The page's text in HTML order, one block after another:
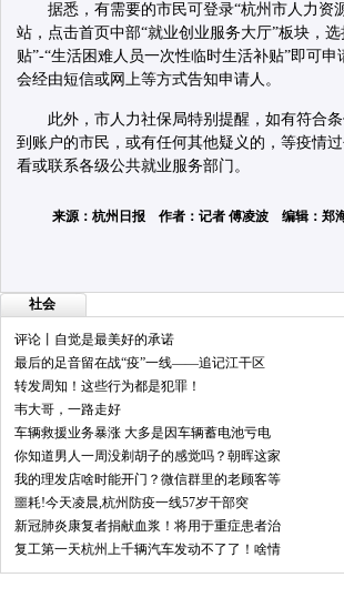
据悉，有需要的市民可登录“杭州市人力资
站，点击首页中部“就业创业服务大厅”板块，
贴”-“生活困难人员一次性临时生活补贴”即可申
会经由短信或网上等方式告知申请人。
此外，市人力社保局特别提醒，如有符合
到账户的市民，或有任何其他疑义的，等疫情
看或联系各级公共就业服务部门。
来源：杭州日报 作者：记者 傅凌波 编辑：郑
社会
评论丨自觉是最美好的承诺
最后的足音留在战“疫”一线——追记江干区
转发周知！这些行为都是犯罪！
韦大哥，一路走好
车辆救援业务暴涨 大多是因车辆蓄电池亏电
你知道男人一周没剃胡子的感觉吗？朝晖这家
我的理发店啥时能开门？微信群里的老顾客等
噩耗!今天凌晨,杭州防疫一线57岁干部突
新冠肺炎康复者捐献血浆！将用于重症患者治
复工第一天杭州上千辆汽车发动不了了！啥情